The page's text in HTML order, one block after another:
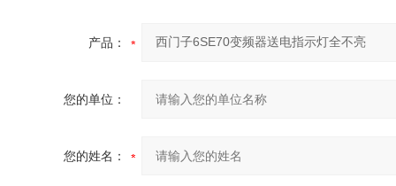
产品：
您的单位：
您的姓名：